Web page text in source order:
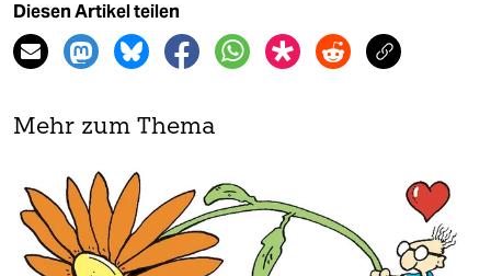
Diesen Artikel teilen
Mehr zum Thema